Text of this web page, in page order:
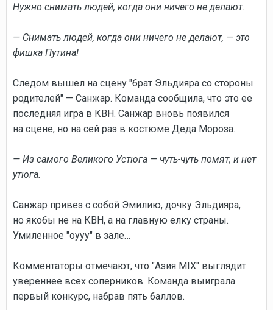
Нужно снимать людей, когда они ничего не делают.
— Снимать людей, когда они ничего не делают, — это
фишка Путина!
Следом вышел на сцену "брат Эльдияра со стороны
родителей" — Санжар. Команда сообщила, что это ее
последняя игра в КВН. Санжар вновь появился
на сцене, но на сей раз в костюме Деда Мороза.
— Из самого Великого Устюга — чуть-чуть помят, и нет
утюга.
Санжар привез с собой Эмилию, дочку Эльдияра,
но якобы не на КВН, а на главную елку страны.
Умиленное "оууу" в зале…
Комментаторы отмечают, что "Азия MIX" выглядит
увереннее всех соперников. Команда выиграла
первый конкурс, набрав пять баллов.